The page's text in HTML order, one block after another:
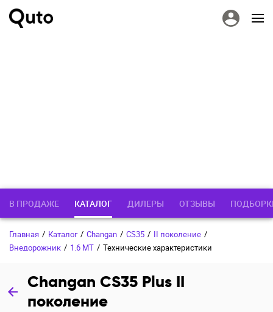
В ПРОДАЖЕ КАТАЛОГ ДИЛЕРЫ ОТЗЫВЫ
Главная / Каталог / Changan / CS35 / II поколение /
Внедорожник / 1.6 MT / Технические характеристики
Changan CS35 Plus II
поколение